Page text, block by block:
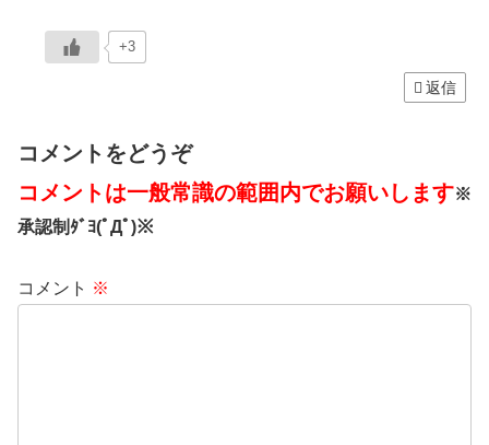
+3
返信
コメントをどうぞ
コメントは一般常識の範囲内でお願いします※
承認制ﾀﾞﾖ(ﾟДﾟ)※
コメント ※